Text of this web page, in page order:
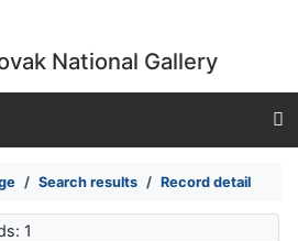
National Gallery
Search results Record detail
1